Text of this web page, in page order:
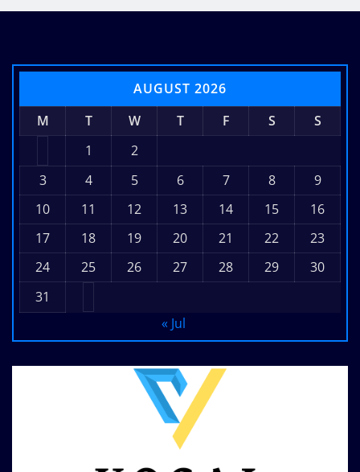
AUGUST 2026
M
T W T F S
S
1
2
3
4 5 6 7 8
9
10
11 12 13 14 15
16
17
18 19 20 21 22
23
24
25 26 27 28 29
30
31
« Jul